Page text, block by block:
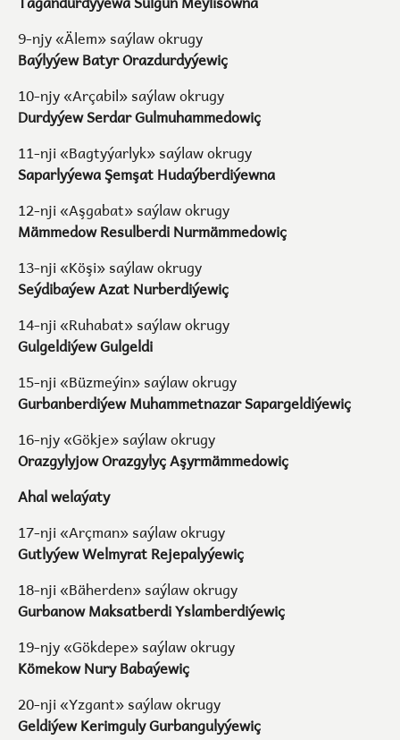
9-njy «Älem» saýlaw okrugy
Baýlyýew Batyr Orazdurdyýewiç
10-njy «Arçabil» saýlaw okrugy
Durdyýew Serdar Gulmuhammedowiç
11-nji «Bagtyýarlyk» saýlaw okrugy
Saparlyýewa Şemşat Hudaýberdiýewna
12-nji «Aşgabat» saýlaw okrugy
Mämmedow Resulberdi Nurmämmedowiç
13-nji «Köşi» saýlaw okrugy
Seýdibaýew Azat Nurberdiýewiç
14-nji «Ruhabat» saýlaw okrugy
Gulgeldiýew Gulgeldi
15-nji «Büzmeýin» saýlaw okrugy
Gurbanberdiýew Muhammetnazar Sapargeldiýewiç
16-njy «Gökje» saýlaw okrugy
Orazgylyjow Orazgylyç Aşyrmämmedowiç
Ahal welaýaty
17-nji «Arçman» saýlaw okrugy
Gutlyýew Welmyrat Rejepalyýewiç
18-nji «Bäherden» saýlaw okrugy
Gurbanow Maksatberdi Yslamberdiýewiç
19-njy «Gökdepe» saýlaw okrugy
Kömekow Nury Babaýewiç
20-nji «Yzgant» saýlaw okrugy
Geldiýew Kerimguly Gurbangulyýewiç